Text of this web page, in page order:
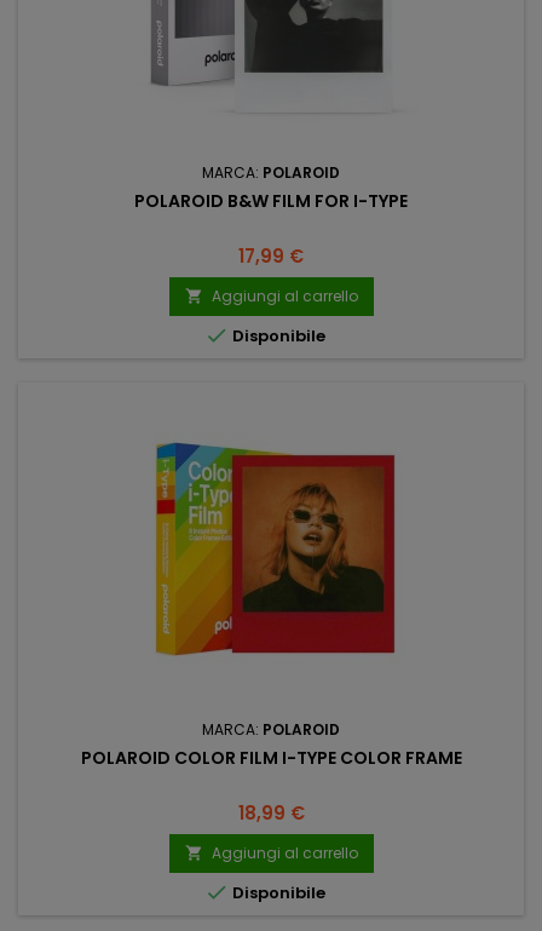
MARCA: POLAROID
POLAROID B&W FILM FOR I-TYPE
Prezzo
17,99 €
 Aggiungi al carrello
 Disponibile
MARCA: POLAROID
POLAROID COLOR FILM I-TYPE COLOR FRAME
Prezzo
18,99 €
 Aggiungi al carrello
 Disponibile